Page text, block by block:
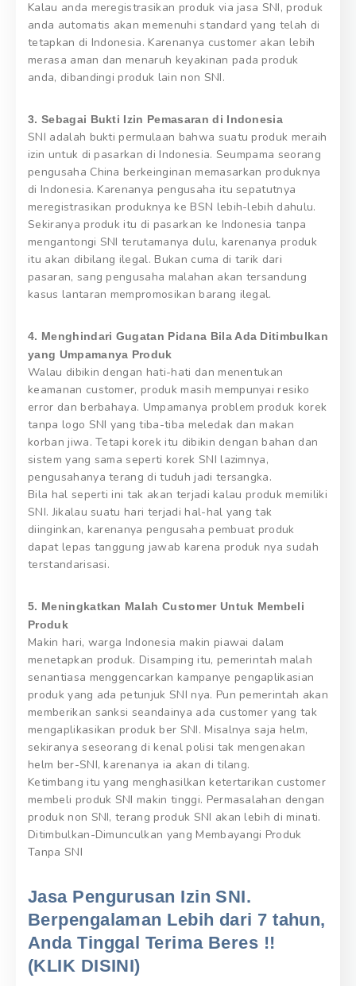
Kalau anda meregistrasikan produk via jasa SNI, produk
anda automatis akan memenuhi standard yang telah di
tetapkan di Indonesia. Karenanya customer akan lebih
merasa aman dan menaruh keyakinan pada produk
anda, dibandingi produk lain non SNI.
3. Sebagai Bukti Izin Pemasaran di Indonesia
SNI adalah bukti permulaan bahwa suatu produk meraih
izin untuk di pasarkan di Indonesia. Seumpama seorang
pengusaha China berkeinginan memasarkan produknya
di Indonesia. Karenanya pengusaha itu sepatutnya
meregistrasikan produknya ke BSN lebih-lebih dahulu.
Sekiranya produk itu di pasarkan ke Indonesia tanpa
mengantongi SNI terutamanya dulu, karenanya produk
itu akan dibilang ilegal. Bukan cuma di tarik dari
pasaran, sang pengusaha malahan akan tersandung
kasus lantaran mempromosikan barang ilegal.
4. Menghindari Gugatan Pidana Bila Ada Ditimbulkan
yang Umpamanya Produk
Walau dibikin dengan hati-hati dan menentukan
keamanan customer, produk masih mempunyai resiko
error dan berbahaya. Umpamanya problem produk korek
tanpa logo SNI yang tiba-tiba meledak dan makan
korban jiwa. Tetapi korek itu dibikin dengan bahan dan
sistem yang sama seperti korek SNI lazimnya,
pengusahanya terang di tuduh jadi tersangka.
Bila hal seperti ini tak akan terjadi kalau produk memiliki
SNI. Jikalau suatu hari terjadi hal-hal yang tak
diinginkan, karenanya pengusaha pembuat produk
dapat lepas tanggung jawab karena produk nya sudah
terstandarisasi.
5. Meningkatkan Malah Customer Untuk Membeli
Produk
Makin hari, warga Indonesia makin piawai dalam
menetapkan produk. Disamping itu, pemerintah malah
senantiasa menggencarkan kampanye pengaplikasian
produk yang ada petunjuk SNI nya. Pun pemerintah akan
memberikan sanksi seandainya ada customer yang tak
mengaplikasikan produk ber SNI. Misalnya saja helm,
sekiranya seseorang di kenal polisi tak mengenakan
helm ber-SNI, karenanya ia akan di tilang.
Ketimbang itu yang menghasilkan ketertarikan customer
membeli produk SNI makin tinggi. Permasalahan dengan
produk non SNI, terang produk SNI akan lebih di minati.
Ditimbulkan-Dimunculkan yang Membayangi Produk
Tanpa SNI
Jasa Pengurusan Izin SNI.
Berpengalaman Lebih dari 7 tahun,
Anda Tinggal Terima Beres !!
(KLIK DISINI)